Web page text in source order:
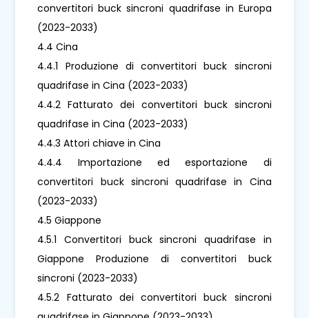
convertitori buck sincroni quadrifase in Europa
(2023-2033)
4.4 Cina
4.4.1 Produzione di convertitori buck sincroni
quadrifase in Cina (2023-2033)
4.4.2 Fatturato dei convertitori buck sincroni
quadrifase in Cina (2023-2033)
4.4.3 Attori chiave in Cina
4.4.4 Importazione ed esportazione di
convertitori buck sincroni quadrifase in Cina
(2023-2033)
4.5 Giappone
4.5.1 Convertitori buck sincroni quadrifase in
Giappone Produzione di convertitori buck
sincroni (2023-2033)
4.5.2 Fatturato dei convertitori buck sincroni